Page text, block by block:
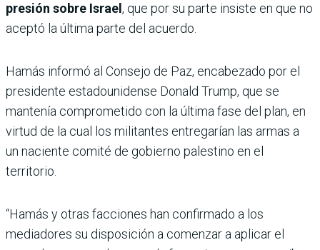
presión sobre Israel , que por su parte insiste en que no
aceptó la última parte del acuerdo.
Hamás informó al Consejo de Paz, encabezado por el
presidente estadounidense Donald Trump, que se
mantenía comprometido con la última fase del plan, en
virtud de la cual los militantes entregarían las armas a
un naciente comité de gobierno palestino en el
territorio.
“Hamás y otras facciones han confirmado a los
mediadores su disposición a comenzar a aplicar el